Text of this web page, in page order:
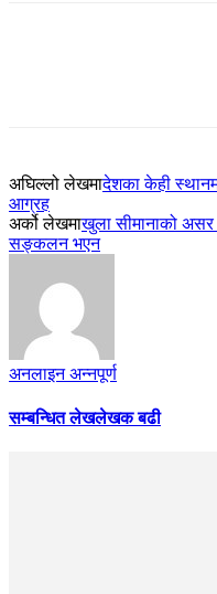
अघिल्लो लेखमादेशका केही
आग्रह
अर्को लेखमाखुला सीमानाको असर
सङ्कलन भएन
अनलाइन अन्नपूर्ण
सम्बन्धित लेखलेखक बढी